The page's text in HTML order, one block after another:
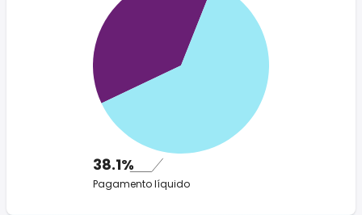
38.1%
Pagamento líquido